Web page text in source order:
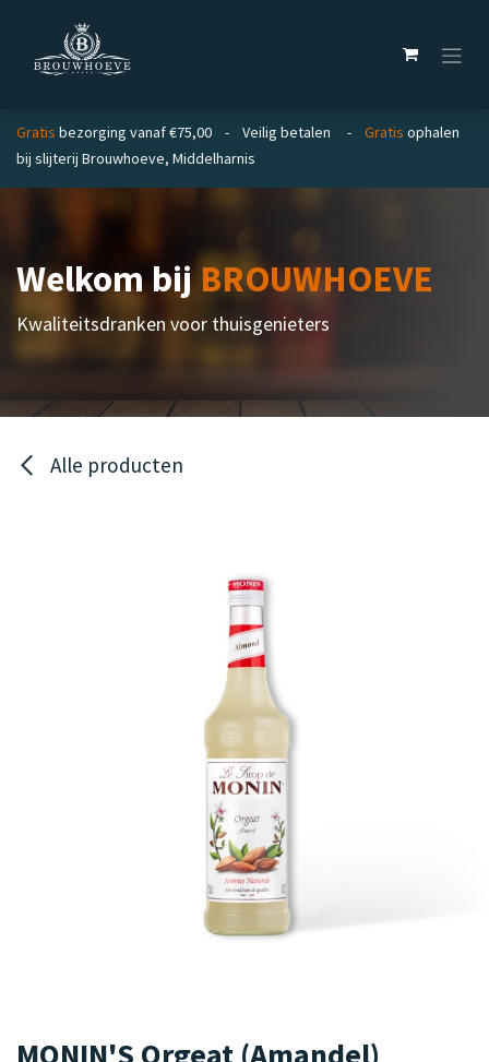
Gratis bezorging vanaf €75,00 - Veilig betalen - Gratis ophalen
bij slijterij Brouwhoeve, Middelharnis
Welkom bijBROUWHOEVE
Kwaliteitsdranken voor thuisgenieters
Alle producten